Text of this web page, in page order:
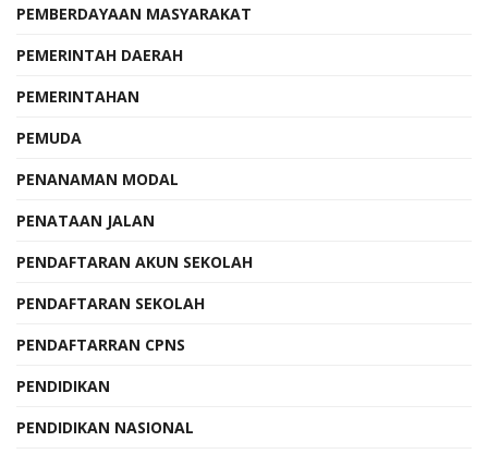
PEMBERDAYAAN MASYARAKAT
PEMERINTAH DAERAH
PEMERINTAHAN
PEMUDA
PENANAMAN MODAL
PENATAAN JALAN
PENDAFTARAN AKUN SEKOLAH
PENDAFTARAN SEKOLAH
PENDAFTARRAN CPNS
PENDIDIKAN
PENDIDIKAN NASIONAL